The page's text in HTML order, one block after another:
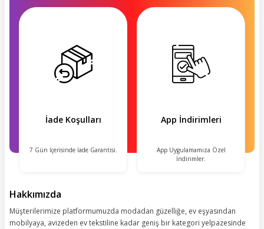
İade Koşulları
7 Gün İçerisinde İade Garantisi.
App İndirimleri
App Uygulamamıza Özel
İndirimler.
Hakkımızda
Müşterilerimize platformumuzda modadan güzelliğe, ev eşyasından
mobilyaya, avizeden ev tekstiline kadar geniş bir kategori yelpazesinde